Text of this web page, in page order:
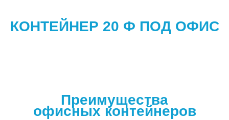
КОНТЕЙНЕР 20 Ф ПОД ОФИС
Преимущества
офисных контейнеров